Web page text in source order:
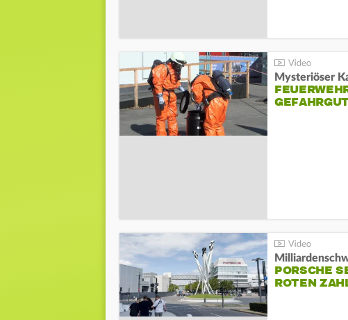
Mysteriöser
PORSCHE
ROTEN